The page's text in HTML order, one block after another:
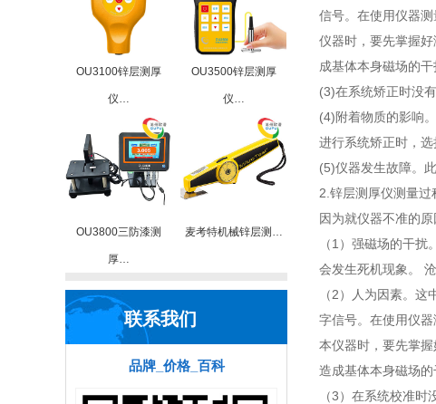
OU3100锌层测厚
仪…
OU3500锌层测厚
仪…
OU3800三防漆测
厚…
麦考特机械锌层测…
联系我们
品牌_价格_百科
信号。在使用仪器
仪器时，要先掌握
成基体本身磁场的干
(3)在系统矫正时没
(4)附着物质的影响
进行系统矫正时，选
(5)仪器发生故障。
2.锌层测厚仪测量
因为就仪器不准的
（1）强磁场的干
会发生死机现象。
（2）人为因素。
字信号。在使用仪
本仪器时，要先掌
造成基体本身磁场的
（3）在系统校准